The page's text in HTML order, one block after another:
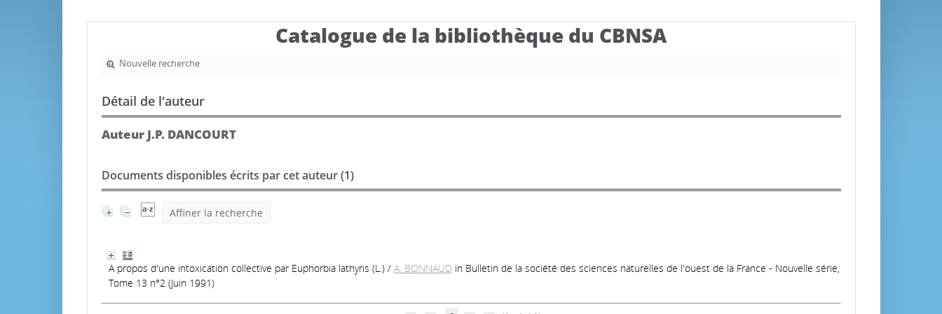
Catalogue de la bibliothèque du CBNSA
Nouvelle recherche
Détail de l'auteur
Auteur J.P. DANCOURT
Documents disponibles écrits par cet auteur (1)
Affiner la recherche
A propos d'une intoxication collective par Euphorbia lathyris (L.)/ A. BONNAUD in Bulletin de la société des sciences naturelles de l'ouest de la France - Nouvelle série,
Tome 13 n°2 (Juin 1991)